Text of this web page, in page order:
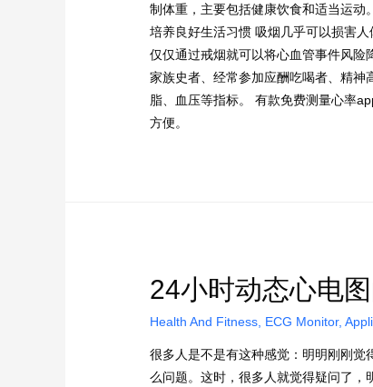
制体重，主要包括健康饮食和适当运动
培养良好生活习惯 吸烟几乎可以损害
仅仅通过戒烟就可以将心血管事件风
家族史者、经常参加应酬吃喝者、精神
脂、血压等指标。 有款免费测量心率
方便。
24小时动态心电
Health And Fitness, ECG Monitor,
很多人是不是有这种感觉：明明刚刚
么问题。这时，很多人就觉得疑问了